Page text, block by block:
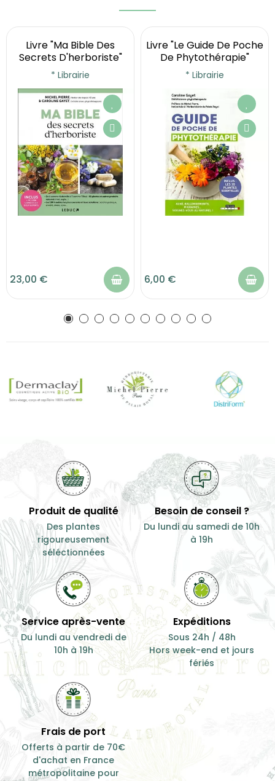
Livre "Ma Bible Des
Secrets D'herboriste"
* Librairie
23,00 €
Livre "Le Guide De Poche
De Phytothérapie"
* Librairie
6,00 €
Produit de qualité
Des plantes
rigoureusement
séléctionnées
Besoin de conseil ?
Du lundi au samedi de 10h
à 19h
Service après-vente
Du lundi au vendredi de
10h à 19h
Expéditions
Sous 24h / 48h
Hors week-end et jours
fériés
Frais de port
Offerts à partir de 70€
d'achat en France
métropolitaine pour